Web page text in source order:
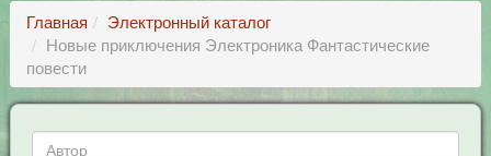
Главная
Электронный каталог
Новые приключения Электроника Фантастические
повести